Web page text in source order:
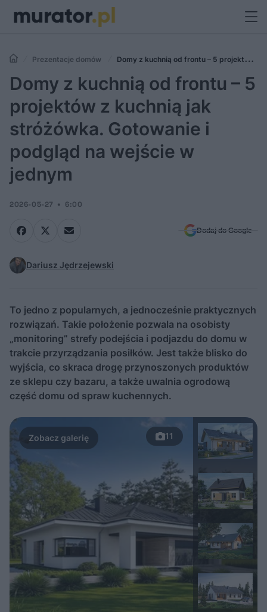
Prezentacje domów
Domy z kuchnią od frontu – 5 projektów z
kuchnią jak stróżówka. Gotowanie i podgląd na wejście w jednym
Domy z kuchnią od frontu – 5
projektów z kuchnią jak
stróżówka. Gotowanie i
podgląd na wejście w
jednym
2026-05-27 6:00
Dodaj do Google
Dariusz Jędrzejewski
To jedno z popularnych, a jednocześnie praktycznych
rozwiązań. Takie położenie pozwala na osobisty
„monitoring” strefy podejścia i podjazdu do domu w
trakcie przyrządzania posiłków. Jest także blisko do
wyjścia, co skraca drogę przynoszonych produktów
ze sklepu czy bazaru, a także uwalnia ogrodową
część domu od spraw kuchennych.
11